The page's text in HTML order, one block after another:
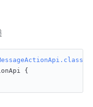
{